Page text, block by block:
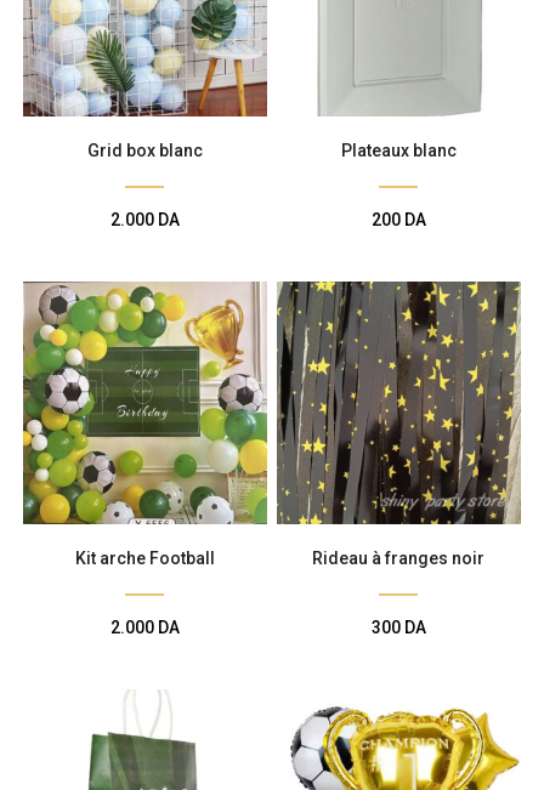
Grid box blanc
2.000 DA
Plateaux blanc
200 DA
Kit arche Football
2.000 DA
Rideau à franges noir
300 DA